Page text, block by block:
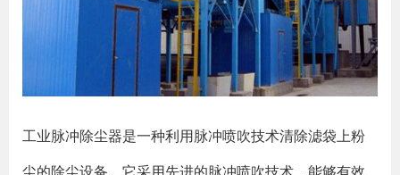
工业脉冲除尘器是一种利用脉冲喷吹技术清除滤袋上粉